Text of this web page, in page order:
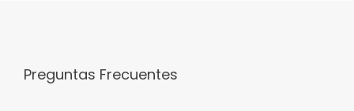
Preguntas Frecuentes